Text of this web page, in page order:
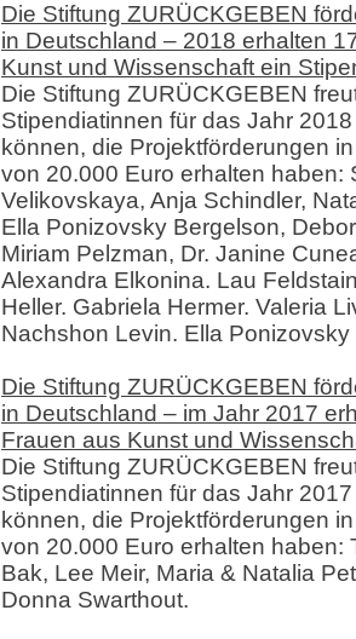
Die Stiftung ZURÜCKGEBEN
in Deutschland – 2018 erhalten
Kunst und Wissenschaft ein
Die Stiftung ZURÜCKGEBEN
Stipendiatinnen für das Jahr
können, die Projektförderungen
von 20.000 Euro erhalten haben:
Velikovskaya, Anja Schindler,
Ella Ponizovsky Bergelson,
Miriam Pelzman, Dr. Janine
Alexandra Elkonina. Lau
Heller. Gabriela Hermer. Valeria
Nachshon Levin. Ella
Die Stiftung ZURÜCKGEBEN
in Deutschland – im Jahr 2017
Frauen aus Kunst und
Die Stiftung ZURÜCKGEBEN
Stipendiatinnen für das Jahr
können, die Projektförderungen
von 20.000 Euro erhalten haben:
Bak, Lee Meir, Maria & Natalia
Donna Swarthout.